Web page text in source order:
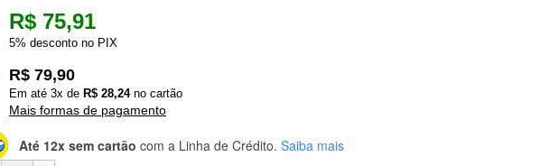
R$ 75,91
5% desconto no PIX
R$ 79,90
Em até 3x de R$ 28,24no cartão
Mais formas de pagamento
Até 12x sem cartão com a Linha de Crédito. Saiba mais